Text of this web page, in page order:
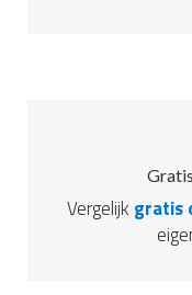
Vergelijk gratis